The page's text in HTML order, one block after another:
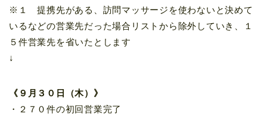
※１ 提携先がある、訪問マッサージを使わないと決めて
いるなどの営業先だった場合リストから除外していき、１
５件営業先を省いたとします
↓
《９月３０日（木）》
・２７０件の初回営業完了